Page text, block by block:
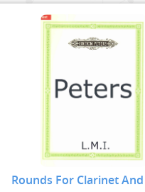
Rounds For Clarinet